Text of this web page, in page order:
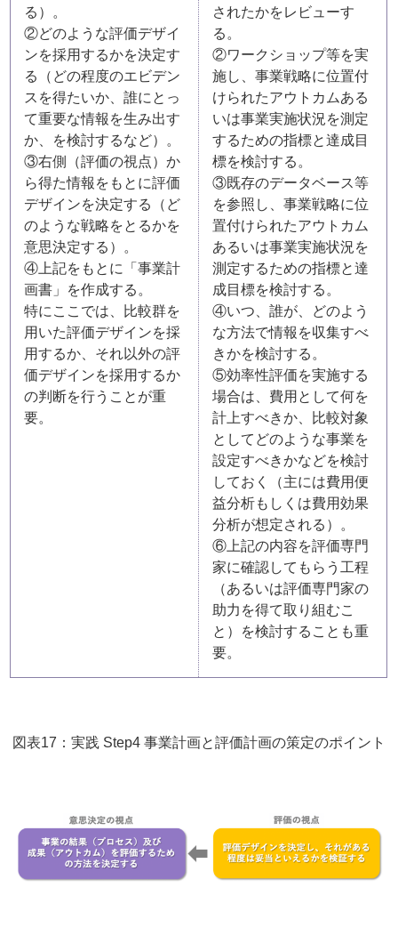
る）。
②どのような評価デザイ
ンを採用するかを決定す
る（どの程度のエビデン
スを得たいか、誰にとっ
て重要な情報を生み出す
か、を検討するなど）。
③右側（評価の視点）か
ら得た情報をもとに評価
デザインを決定する（ど
のような戦略をとるかを
意思決定する）。
④上記をもとに「事業計
画書」を作成する。
特にここでは、比較群を
用いた評価デザインを採
用するか、それ以外の評
価デザインを採用するか
の判断を行うことが重
要。
されたかをレビューす
る。
②ワークショップ等を実
施し、事業戦略に位置付
けられたアウトカムある
いは事業実施状況を測定
するための指標と達成目
標を検討する。
③既存のデータベース等
を参照し、事業戦略に位
置付けられたアウトカム
あるいは事業実施状況を
測定するための指標と達
成目標を検討する。
④いつ、誰が、どのよう
な方法で情報を収集すべ
きかを検討する。
⑤効率性評価を実施する
場合は、費用として何を
計上すべきか、比較対象
としてどのような事業を
設定すべきかなどを検討
しておく（主には費用便
益分析もしくは費用効果
分析が想定される）。
⑥上記の内容を評価専門
家に確認してもらう工程
（あるいは評価専門家の
助力を得て取り組むこ
と）を検討することも重
要。
図表17：実践 Step4 事業計画と評価計画の策定のポイント